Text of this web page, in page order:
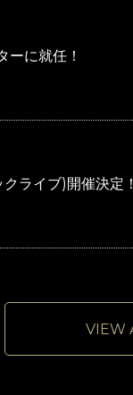
ーに就任！
ライブ)開催決定！
VIEW